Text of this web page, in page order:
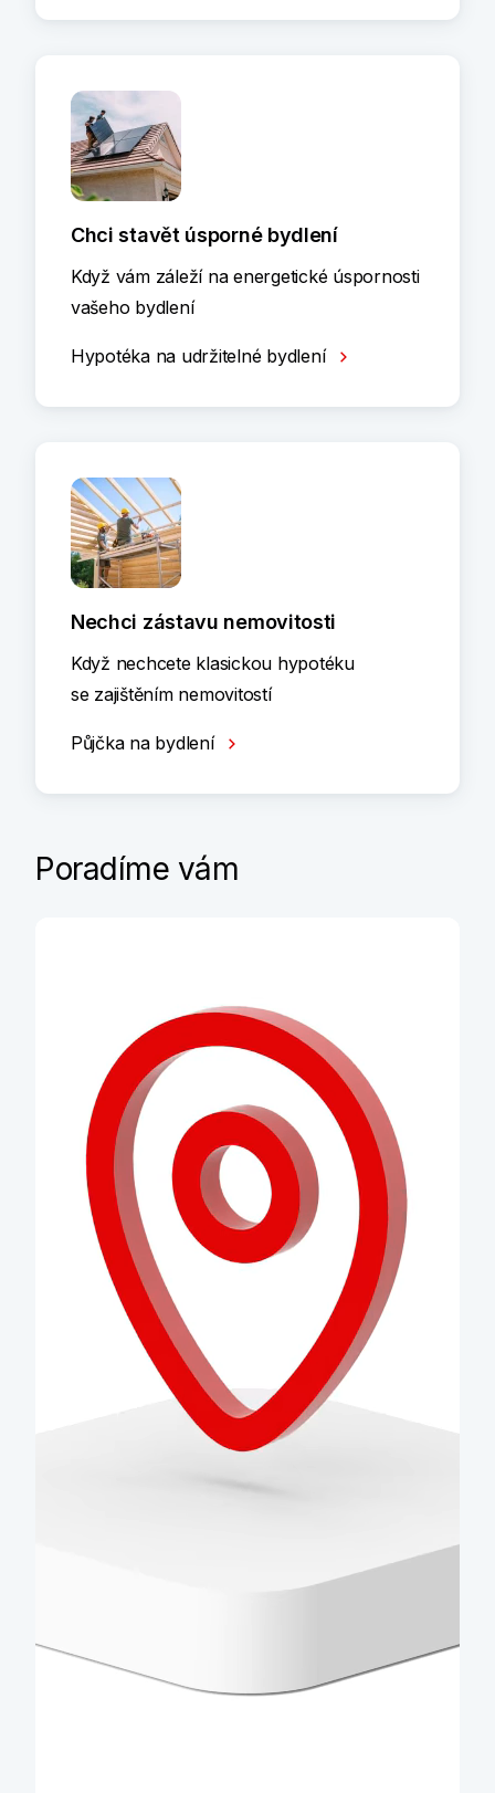
Chci stavět úsporné bydlení
Když vám záleží na energetické úspornosti
vašeho bydlení
Hypotéka na udržitelné bydlení
Nechci zástavu nemovitosti
Když nechcete klasickou hypotéku
se zajištěním nemovitostí
Půjčka na bydlení
Poradíme vám